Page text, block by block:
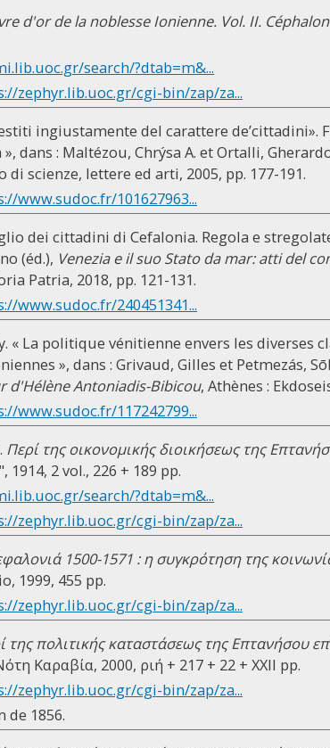
d'or de la noblesse Ionienne. Vol. II.
search/?dtab=m&...
zephyr.lib.uoc.gr/cgi-bin/zap/za...
ingiustamente del carattere de’cittadini».
dans : Maltézou, Chrýsa A. et Ortalli,
di scienze, lettere ed arti, 2005, pp. 177-191.
www.sudoc.fr/101627963...
dei cittadini di Cefalonia. Regola e
(éd.), Venezia e il suo Stato da mar: atti del
Patria, 2018, pp. 121-131.
www.sudoc.fr/240451341...
« La politique vénitienne envers les diverses
», dans : Grivaud, Gilles et Petmezás,
d'Hélène Antoniadis-Bibicou, Athènes :
www.sudoc.fr/117242799...
Περί της οικονομικής διοικήσεως της
1914, 2 vol., 226 + 189 pp.
search/?dtab=m&...
zephyr.lib.uoc.gr/cgi-bin/zap/za...
1500-1571 : η συγκρότηση της
1999, 455 pp.
zephyr.lib.uoc.gr/cgi-bin/zap/za...
της πολιτικής καταστάσεως της Επτανήσου
Καραβία, 2000, ριή + 217 + 22 + ΧΧΙΙ pp.
zephyr.lib.uoc.gr/cgi-bin/zap/za...
de 1856.